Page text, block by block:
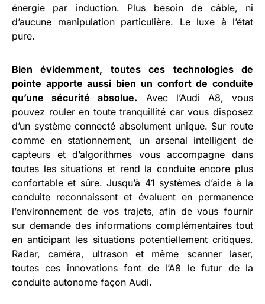
énergie par induction. Plus besoin de câble, ni
d’aucune manipulation particulière. Le luxe à l’état
pure.
Bien évidemment, toutes ces technologies de
pointe apporte aussi bien un confort de conduite
qu’une sécurité absolue. Avec l’Audi A8, vous
pouvez rouler en toute tranquillité car vous disposez
d’un système connecté absolument unique. Sur route
comme en stationnement, un arsenal intelligent de
capteurs et d’algorithmes vous accompagne dans
toutes les situations et rend la conduite encore plus
confortable et sûre. Jusqu’à 41 systèmes d’aide à la
conduite reconnaissent et évaluent en permanence
l’environnement de vos trajets, afin de vous fournir
sur demande des informations complémentaires tout
en anticipant les situations potentiellement critiques.
Radar, caméra, ultrason et même scanner laser,
toutes ces innovations font de l’A8 le futur de la
conduite autonome façon Audi.